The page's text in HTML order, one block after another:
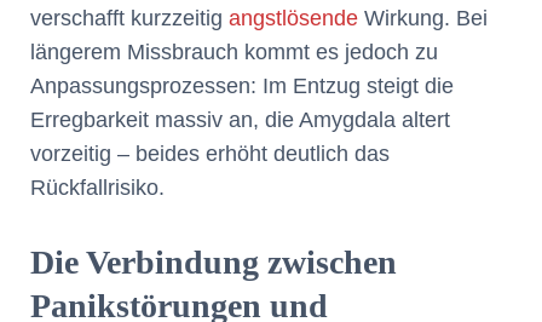
verschafft kurzzeitig angstlösende Wirkung. Bei
längerem Missbrauch kommt es jedoch zu
Anpassungsprozessen: Im Entzug steigt die
Erregbarkeit massiv an, die Amygdala altert
vorzeitig – beides erhöht deutlich das
Rückfallrisiko.
Die Verbindung zwischen
Panikstörungen und